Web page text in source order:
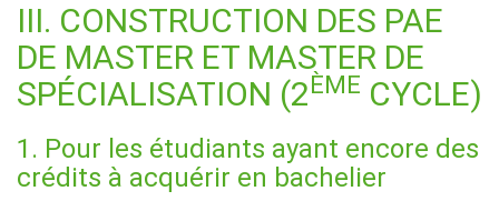
III. CONSTRUCTION DES PAE
DE MASTER ET MASTER DE
SPÉCIALISATION (2ÈME CYCLE)
1. Pour les étudiants ayant encore des
crédits à acquérir en bachelier